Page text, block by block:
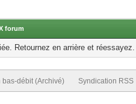
forum
Retournez en arrière et réessayez.
bas-débit (Archivé) Syndication RSS